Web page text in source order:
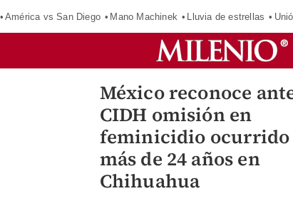
América vs San Diego Mano Machinek Lluvia de estrellas
México reconoce
CIDH omisión en
feminicidio ocurrido
más de 24 años en
Chihuahua